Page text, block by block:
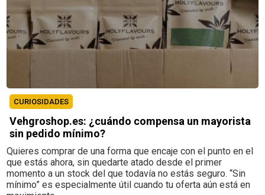
CURIOSIDADES
Vehgroshop.es: ¿cuándo compensa un mayorista
sin pedido mínimo?
Quieres comprar de una forma que encaje con el punto en el
que estás ahora, sin quedarte atado desde el primer
momento a un stock del que todavía no estás seguro. “Sin
mínimo” es especialmente útil cuando tu oferta aún está en